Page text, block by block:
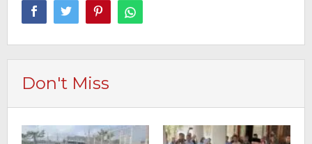
Don't Miss